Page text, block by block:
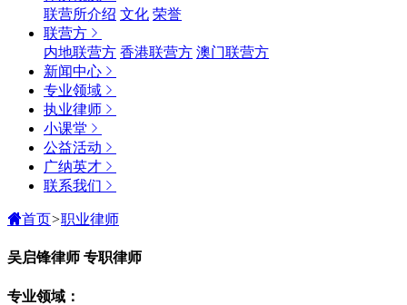
联营所介绍 文化 荣誉
联营方
内地联营方 香港联营方 澳门联营方
新闻中心
专业领域
执业律师
小课堂
公益活动
广纳英才
联系我们
首页>职业律师
吴启锋律师 专职律师
专业领域：